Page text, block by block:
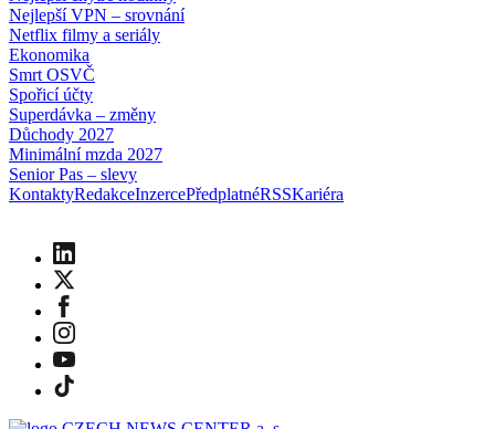
Nejlepší VPN – srovnání
Netflix filmy a seriály
Ekonomika
Smrt OSVČ
Spořicí účty
Superdávka – změny
Důchody 2027
Minimální mzda 2027
Senior Pas – slevy
KontaktyRedakceInzercePředplatnéRSSKariéra